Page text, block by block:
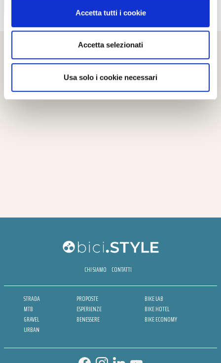
Accetta tutti i cookie
Accetta selezionati
Usa solo i cookie necessari
CHI SIAMO CONTATTI
STRADA
MTB
GRAVEL
URBAN
PROPOSTE
ESPERIENZE
BENESSERE
BIKE LAB
BIKE HOTEL
BIKE ECONOMY